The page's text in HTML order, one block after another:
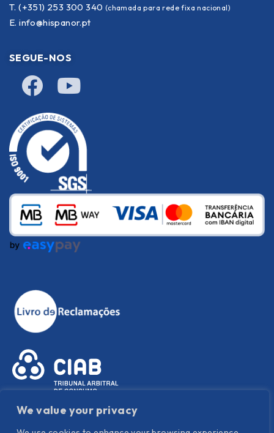
We value your privacy
T. (+351) 253 300 340 (chamada para rede fixa nacional)
E. info@hispanor.pt
SEGUE-NOS